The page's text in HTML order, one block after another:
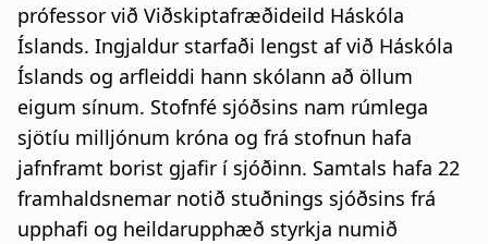
prófessor við Viðskiptafræðideild Háskóla
Íslands. Ingjaldur starfaði lengst af við Háskóla
Íslands og arfleiddi hann skólann að öllum
eigum sínum. Stofnfé sjóðsins nam rúmlega
sjötíu milljónum króna og frá stofnun hafa
jafnframt borist gjafir í sjóðinn. Samtals hafa 22
framhaldsnemar notið stuðnings sjóðsins frá
upphafi og heildarupphæð styrkja numið